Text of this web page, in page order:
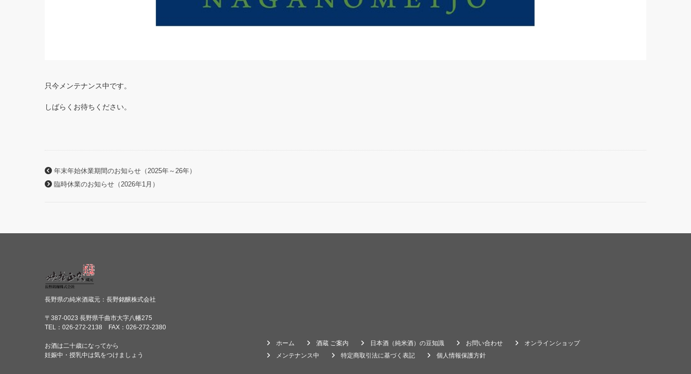
只今メンテナンス中です。
しばらくお待ちください。
年末年始休業期間のお知らせ（2025年～26年）
臨時休業のお知らせ（2026年1月）
長野県の純米酒蔵元：長野銘醸株式会社
〒387-0023 長野県千曲市大字八幡275
TEL：026-272-2138 FAX：026-272-2380
お酒は二十歳になってから
妊娠中・授乳中は気をつけましょう
ホーム 酒蔵 ご案内 日本酒（純米酒）の豆知識 お問い合わせ
オンラインショップ
メンテナンス中
特定商取引法に基づく表記 個人情報保護方針